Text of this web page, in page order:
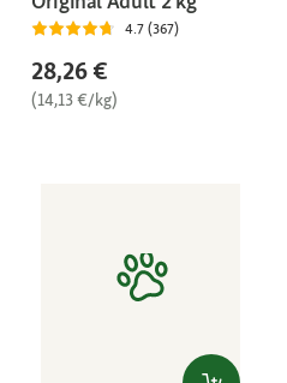
4.7 (367)
28,26 €
(14,13 €/kg)